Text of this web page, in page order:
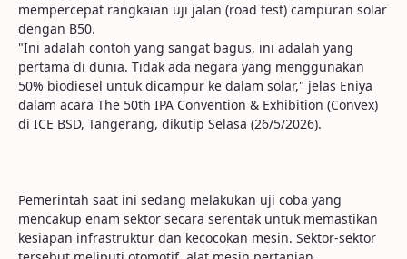
mempercepat rangkaian uji jalan (road test) campuran solar
dengan B50.
"Ini adalah contoh yang sangat bagus, ini adalah yang
pertama di dunia. Tidak ada negara yang menggunakan
50% biodiesel untuk dicampur ke dalam solar," jelas Eniya
dalam acara The 50th IPA Convention & Exhibition (Convex)
di ICE BSD, Tangerang, dikutip Selasa (26/5/2026).
Pemerintah saat ini sedang melakukan uji coba yang
mencakup enam sektor secara serentak untuk memastikan
kesiapan infrastruktur dan kecocokan mesin. Sektor-sektor